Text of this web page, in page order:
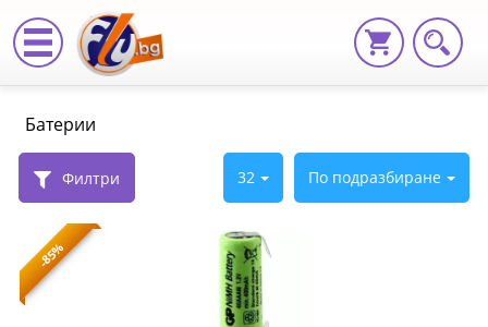
rezervni-
chasti,
Батерии
|
Fly.bg
Батерии
Филтри По подразбиране
32
-85%